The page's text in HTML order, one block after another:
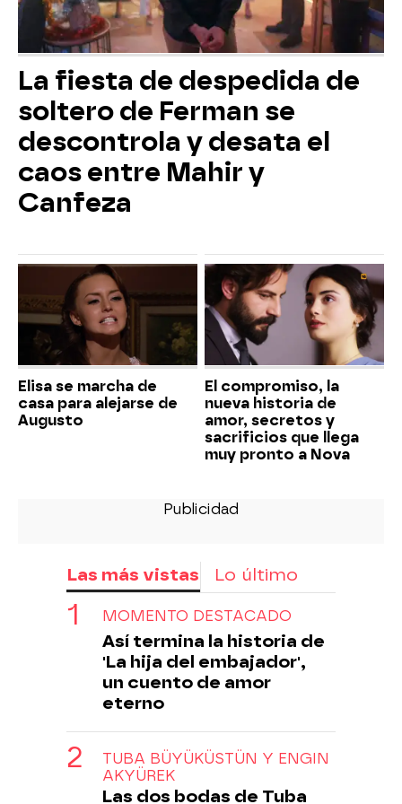
La fiesta de despedida de
soltero de Ferman se
descontrola y desata el
caos entre Mahir y
Canfeza
Elisa se marcha de
casa para alejarse de
Augusto
El compromiso, la
nueva historia de
amor, secretos y
sacrificios que llega
muy pronto a Nova
Las más vistas Lo último
MOMENTO DESTACADO
Así termina la historia de
'La hija del embajador',
un cuento de amor
eterno
TUBA BÜYÜKÜSTÜN Y ENGIN
AKYÜREK
Las dos bodas de Tuba